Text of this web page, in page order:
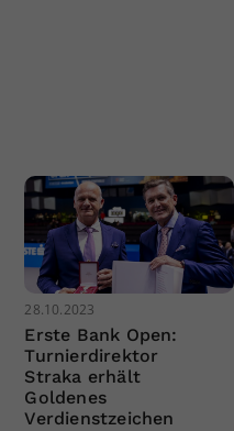
28.10.2023
Erste Bank Open:
Turnierdirektor
Straka erhält
Goldenes
Verdienstzeichen